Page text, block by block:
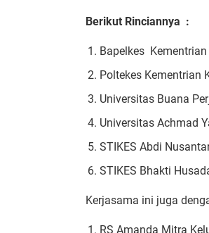
Berikut Rinciannya :
Bapelkes
Poltekes Kementrian
Universitas Buana
Universitas Achmad
STIKES Abdi
STIKES Bhakti
Kerjasama ini juga
RS Amanda Mitra